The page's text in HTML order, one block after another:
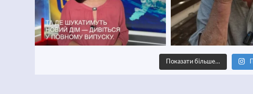
Показати більше…